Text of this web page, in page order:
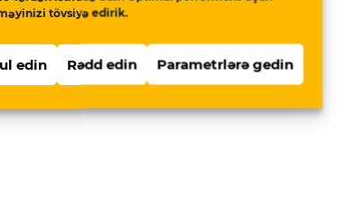
tövsiyə edirik.
edin Rədd edin Parametrlərə gedin
“Geniş və çoxşaxəli təbii
ölkələrdən bir neçə addım
əksi olan prosesin getdiyi